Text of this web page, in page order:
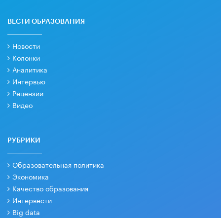
ВЕСТИ ОБРАЗОВАНИЯ
Новости
Колонки
Аналитика
Интервью
Рецензии
Видео
РУБРИКИ
Образовательная политика
Экономика
Качество образования
Интервести
Big data